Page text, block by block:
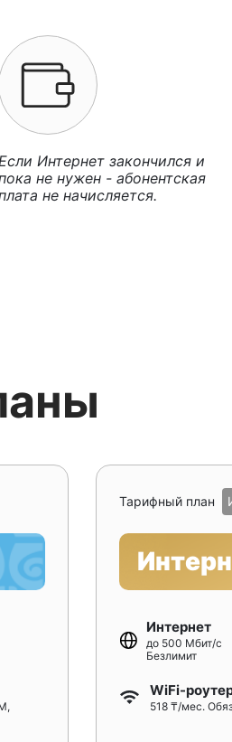
Интернет закончился и
не нужен - абонентская
не начисляется.
Тарифный план
Интернет
до 500 Мбит/с
Безлимит
WiFi-
518 ₸/мес.